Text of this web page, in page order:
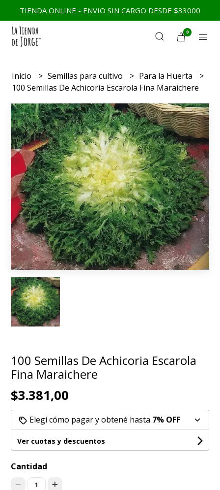
TIENDA ONLINE - ENVIO SIN CARGO DESDE $33000
0
Inicio Semillas para cultivo
Para la Huerta
100 Semillas De Achicoria Escarola Fina Maraichere
100 Semillas De Achicoria Escarola
Fina Maraichere
$3.381,00
Elegí cómo pagar y obtené hasta 7% OFF
Ver cuotas y descuentos
Cantidad
1